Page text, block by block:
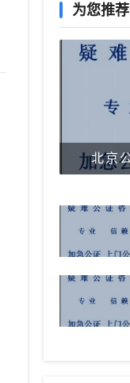
为您推
北京